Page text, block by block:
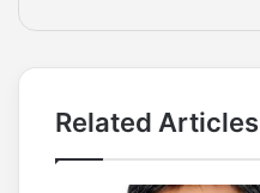
Related Articles